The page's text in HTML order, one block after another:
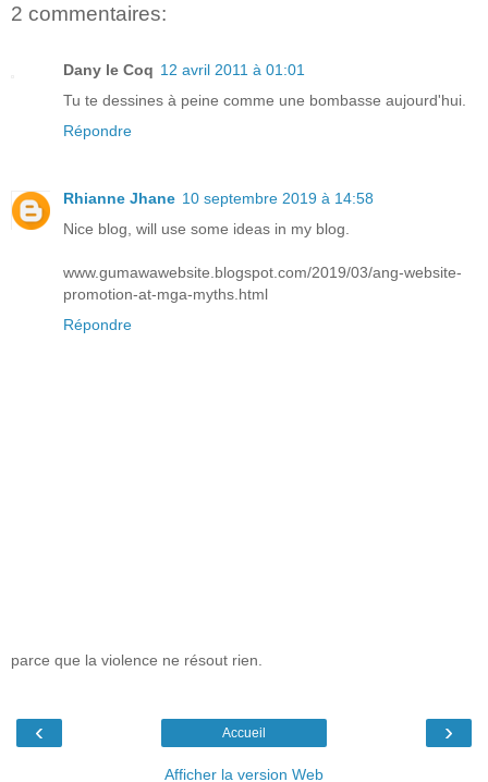
2 commentaires:
Dany le Coq 12 avril 2011 à 01:01
Tu te dessines à peine comme une bombasse aujourd'hui.
Répondre
Rhianne Jhane 10 septembre 2019 à 14:58
Nice blog, will use some ideas in my blog.
www.gumawawebsite.blogspot.com/2019/03/ang-website-
promotion-at-mga-myths.html
Répondre
parce que la violence ne résout rien.
‹ ›
Accueil
Afficher la version Web